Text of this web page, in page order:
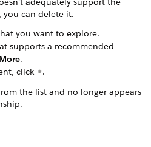
you can delete it.
you want to explore.
supports a recommended
.
click
.
the list and no longer appears